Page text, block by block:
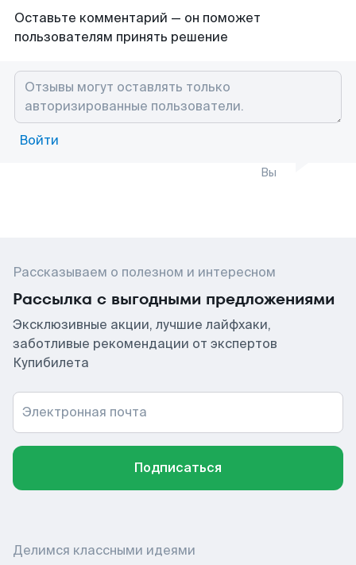
Оставьте комментарий — он поможет
пользователям принять решение
Войти
Вы
Рассказываем о полезном и интересном
Рассылка с выгодными предложениями
Эксклюзивные акции, лучшие лайфхаки,
заботливые рекомендации от экспертов
Купибилета
Электронная почта
Подписаться
Делимся классными идеями